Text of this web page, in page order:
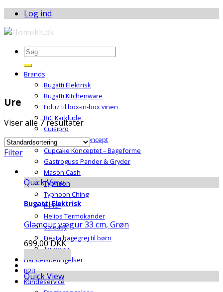
Log ind
Brands
Bugatti Elektrisk
Bugatti Kitchenware
Fiduz til box-in-box vinen
RiC Karklude
Cuisipro
Jimmys Retro Koncept
Cupcake Konceptet – Bageforme
Gastroguss Pander & Gryder
Mason Cash
Typhoon
Typhoon Ching
Kilner
Helios Termokander
so:easy
Fiesta bagegrej til børn
Trudeau
Handelsbetingelser
B2B
Kundeservice
Ure
Viser alle 7 resultater
Filter
Quick View
Bugatti Elektrisk
Glamour vægur 33 cm, Grøn
699,00DKK
Quick View